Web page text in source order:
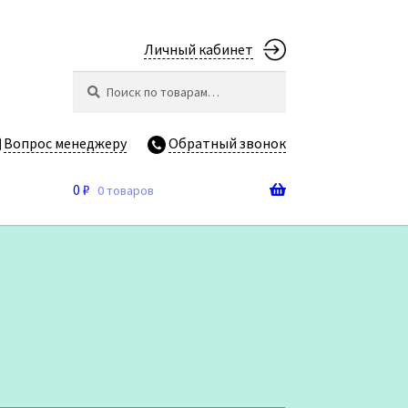
Личный кабинет
Вопрос менеджеру Обратный звонок
0 ₽ 0 товаров